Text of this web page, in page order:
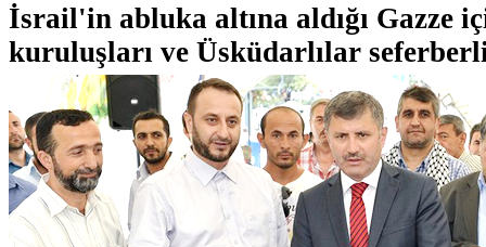
İsrail'in abluka altına aldığı Gazze
kuruluşları ve Üsküdarlılar